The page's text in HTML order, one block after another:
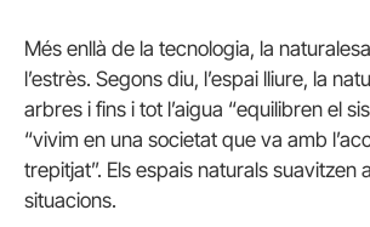
Més enllà de la tecnologia, la
l’estrès. Segons diu, l’espai lliure, la
arbres i fins i tot l’aigua “equilibren el
“vivim en una societat que va amb
trepitjat”. Els espais naturals suavitzen
situacions.